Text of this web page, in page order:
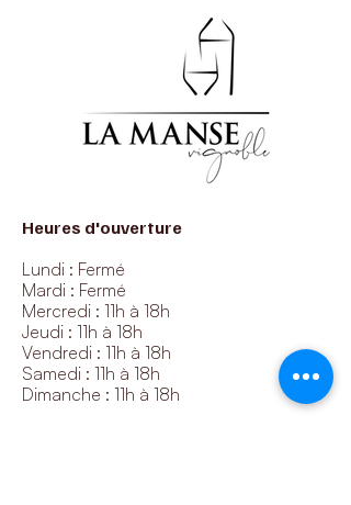
Heures d'ouverture
Lundi : Fermé
Mardi : Fermé
Mercredi : 11h à 18h
Jeudi : 11h à 18h
Vendredi : 11h à 18h
Samedi : 11h à 18h
Dimanche : 11h à 18h